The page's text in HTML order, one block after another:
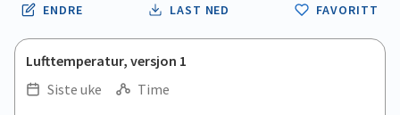
ENDRE LAST NED FAVORITT
Lufttemperatur, versjon 1
Siste uke
Time